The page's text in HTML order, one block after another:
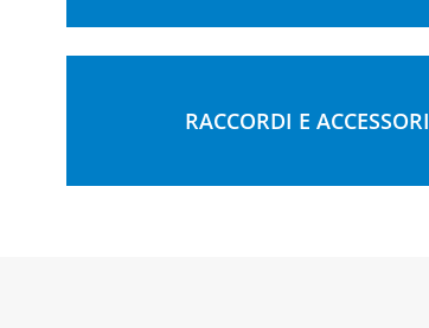
RACCORDI E ACCESSORI